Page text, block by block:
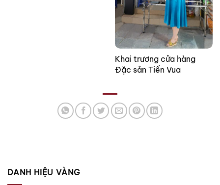
Khai trương cửa hàng
Đặc sản Tiến Vua
DANH HIỆU VÀNG